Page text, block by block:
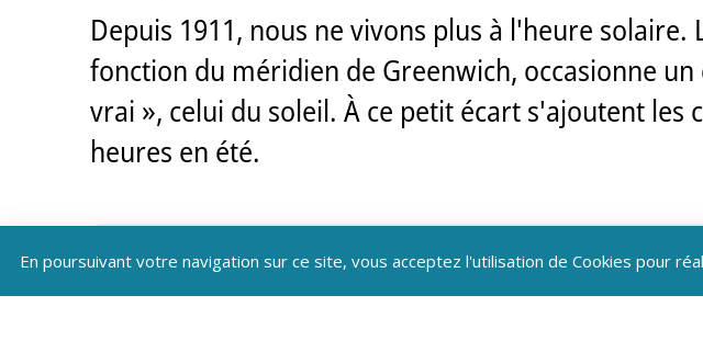
Depuis 1911, nous ne vivons plus à l'heure
fonction du méridien de Greenwich, occasionne
vrai », celui du soleil. À ce petit écart s'ajoutent
heures en été.
En poursuivant votre navigation sur ce site, vous acceptez l'utilisation de Cookies pour